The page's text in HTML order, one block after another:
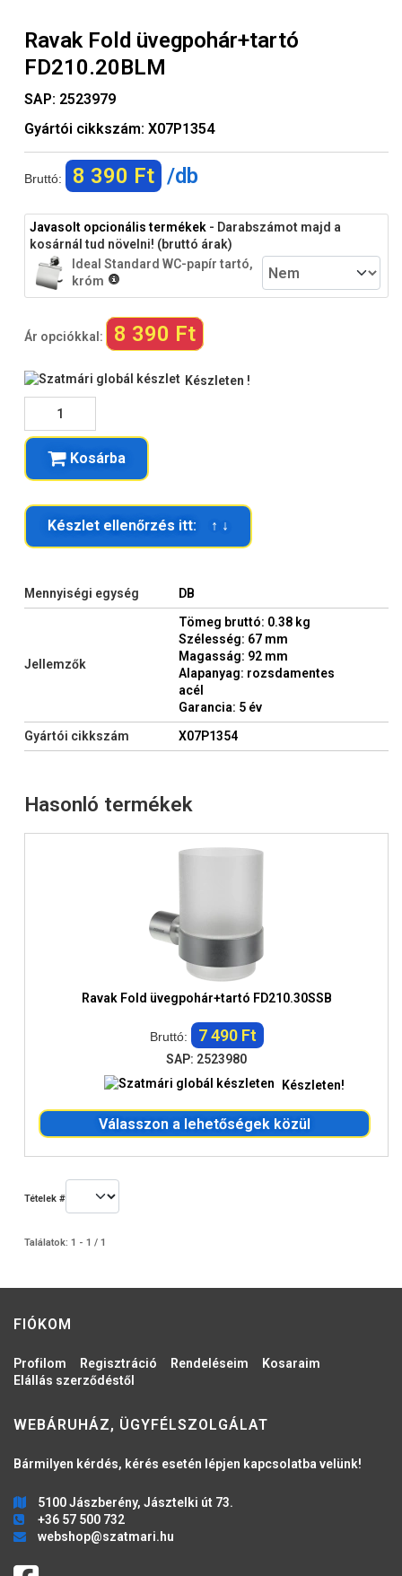
Ravak Fold üvegpohár+tartó
FD210.20BLM
SAP: 2523979
Gyártói cikkszám: X07P1354
Bruttó: 8 390 Ft /db
Javasolt opcionális termékek - Darabszámot majd a
kosárnál tud növelni! (bruttó árak)
Ideal Standard WC-papír tartó,
króm
Ár opciókkal: 8 390 Ft
Készleten !
Kosárba
Készlet ellenőrzés itt: ↑ ↓
Mennyiségi egység DB
Jellemzők
Tömeg bruttó: 0.38 kg
Szélesség: 67 mm
Magasság: 92 mm
Alapanyag: rozsdamentes
acél
Garancia: 5 év
Gyártói cikkszám
X07P1354
Hasonló termékek
Ravak Fold üvegpohár+tartó FD210.30SSB
Bruttó: 7 490 Ft
SAP: 2523980
Készleten!
Válasszon a lehetőségek közül
Tételek #
Találatok: 1 - 1 / 1
FIÓKOM
Profilom Regisztráció Rendeléseim
Kosaraim
Elállás szerződéstől
WEBÁRUHÁZ, ÜGYFÉLSZOLGÁLAT
Bármilyen kérdés, kérés esetén lépjen kapcsolatba velünk!
5100 Jászberény, Jásztelki út 73.
+36 57 500 732
webshop@szatmari.hu